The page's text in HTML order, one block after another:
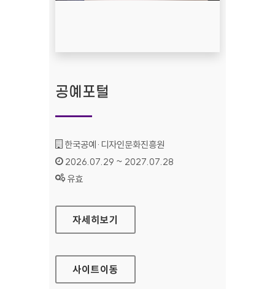
공예포털
기관명 :
한국공예·디자인문화진흥원
인증기간 :
2026.07.29 ~ 2027.07.28
상태 :
유효
공예포털
자세히보기
사이트이동